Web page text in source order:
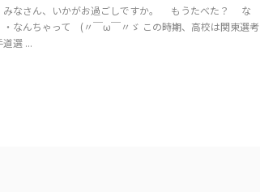
みなさん、いかがお過ごしですか。 もうたべた？ な
なんちゃって (〃￣ω￣〃ゞ この時期、高校は関東選考
選 ...